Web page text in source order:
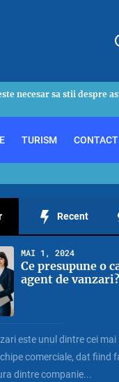
De ce avem nevoie
TURISM CONTACT
Recent
MAI 1, 2024
Ce presupune o
agent de vanzari?
este unul dintre cei
comerciale, dat fiind
dintre companie...